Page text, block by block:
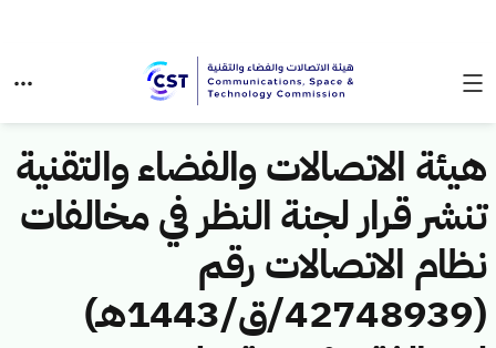
هيئة الاتصالات والفضاء والتقنية
تنشر قرار لجنة النظر في مخالفات
نظام الاتصالات رقم
(42748939/ق/1443هـ)